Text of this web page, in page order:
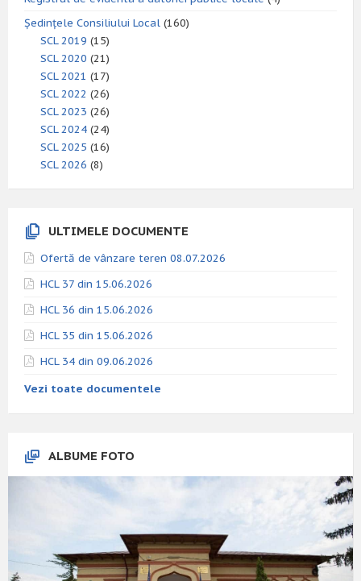
Ședințele Consiliului Local (160)
SCL 2019 (15)
SCL 2020 (21)
SCL 2021 (17)
SCL 2022 (26)
SCL 2023 (26)
SCL 2024 (24)
SCL 2025 (16)
SCL 2026 (8)
ULTIMELE DOCUMENTE
Ofertă de vânzare teren 08.07.2026
HCL 37 din 15.06.2026
HCL 36 din 15.06.2026
HCL 35 din 15.06.2026
HCL 34 din 09.06.2026
Vezi toate documentele
ALBUME FOTO